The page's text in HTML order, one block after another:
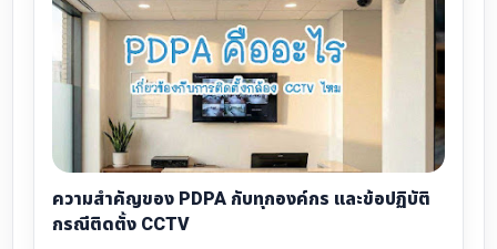
ความสำคัญของ PDPA กับทุกองค์กร และข้อปฏิบัติ
กรณีติดตั้ง CCTV